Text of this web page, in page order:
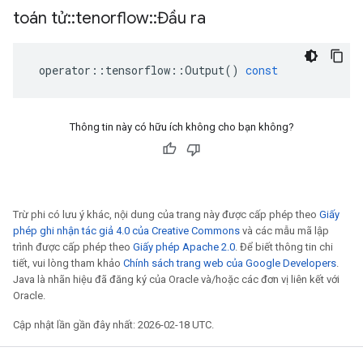
toán tử::tenorflow::Đầu ra
operator :: tensorflow ::Output() const
Thông tin này có hữu ích không cho bạn không?
Trừ phi có lưu ý khác, nội dung của trang này được cấp phép theo Giấy
phép ghi nhận tác giả 4.0 của Creative Commons và các mẫu mã lập
trình được cấp phép theo Giấy phép Apache 2.0. Để biết thông tin chi
tiết, vui lòng tham khảo Chính sách trang web của Google Developers.
Java là nhãn hiệu đã đăng ký của Oracle và/hoặc các đơn vị liên kết với
Oracle.
Cập nhật lần gần đây nhất: 2026-02-18 UTC.